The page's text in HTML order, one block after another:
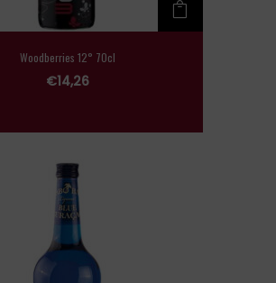
Woodberries 12° 70cl
€14,26